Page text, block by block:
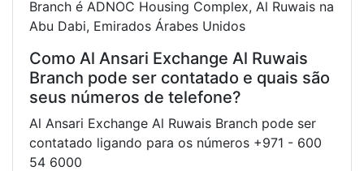
Branch é ADNOC Housing Complex, Al Ruwais na
Abu Dabi, Emirados Árabes Unidos
Como Al Ansari Exchange Al Ruwais
Branch pode ser contatado e quais são
seus números de telefone?
Al Ansari Exchange Al Ruwais Branch pode ser
contatado ligando para os números +971 - 600
54 6000